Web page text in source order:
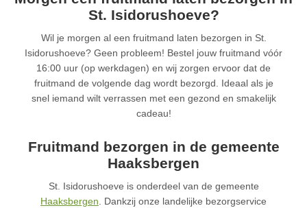
St. Isidorushoeve?
Wil je morgen al een fruitmand laten bezorgen in St.
Isidorushoeve? Geen probleem! Bestel jouw fruitmand vóór
16:00 uur (op werkdagen) en wij zorgen ervoor dat de
fruitmand de volgende dag wordt bezorgd. Ideaal als je
snel iemand wilt verrassen met een gezond en smakelijk
cadeau!
Fruitmand bezorgen in de gemeente
Haaksbergen
St. Isidorushoeve is onderdeel van de gemeente
Haaksbergen. Dankzij onze landelijke bezorgservice